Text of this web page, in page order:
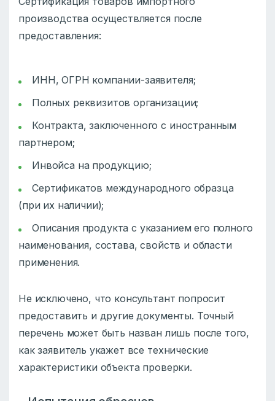
производства осуществляется после
предоставления:
ИНН, ОГРН компании-заявителя;
Полных реквизитов организации;
Контракта, заключенного с иностранным
партнером;
Инвойса на продукцию;
Сертификатов международного образца
(при их наличии);
Описания продукта с указанием его полного
наименования, состава, свойств и области
применения.
Не исключено, что консультант попросит
предоставить и другие документы. Точный
перечень может быть назван лишь после того,
как заявитель укажет все технические
характеристики объекта проверки.